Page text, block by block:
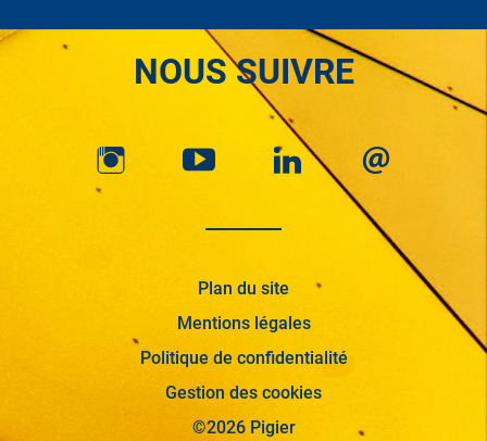
NOUS SUIVRE
Plan du site
Mentions légales
Politique de confidentialité
Gestion des cookies
©2026 Pigier